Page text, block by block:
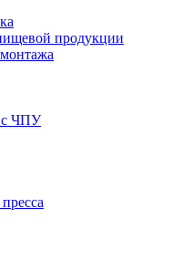
продукции
с ЧПУ